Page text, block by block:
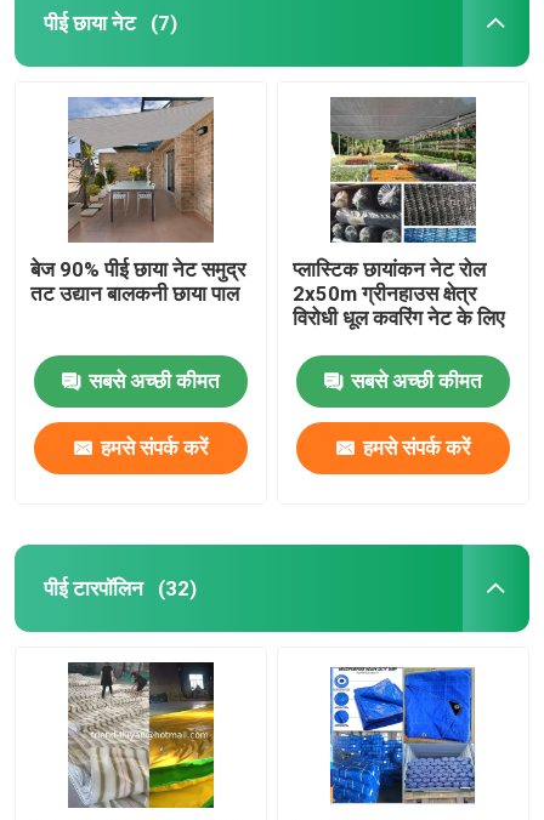
पीई छाया नेट (7)
बेज 90% पीई छाया नेट समुद्र
तट उद्यान बालकनी छाया पाल
सबसे अच्छी कीमत
हमसे संपर्क करें
प्लास्टिक छायांकन नेट रोल
2x50m ग्रीनहाउस क्षेत्र
विरोधी धूल कवरिंग नेट के लिए
सबसे अच्छी कीमत
हमसे संपर्क करें
पीई टारपॉलिन (32)